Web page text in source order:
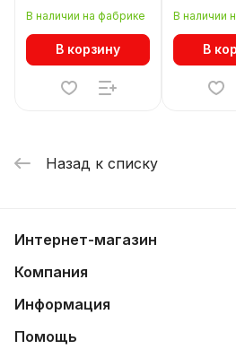
В наличии на фабрике
В корзину
В наличии
В
Назад к списку
Интернет-магазин
Компания
Информация
Помощь